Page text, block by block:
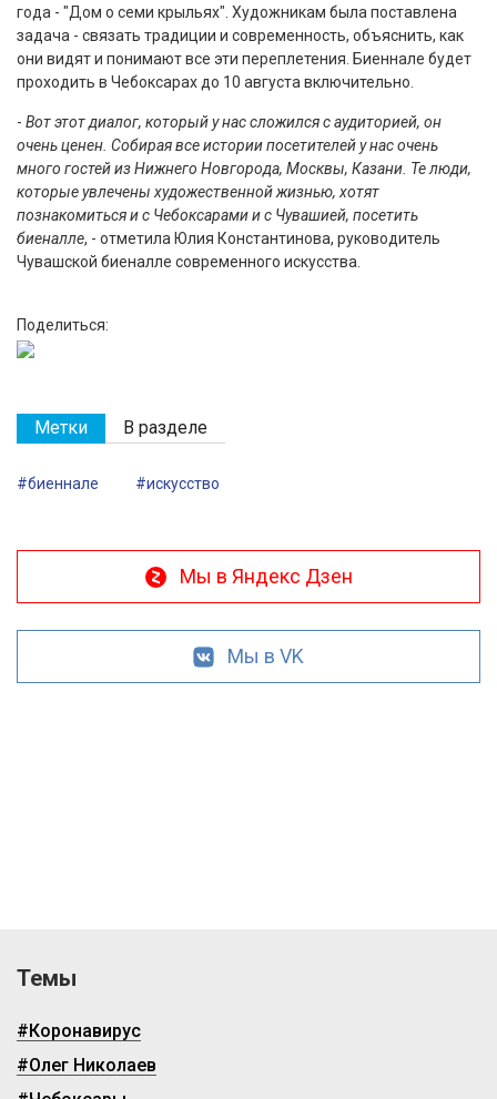
года - "Дом о семи крыльях". Художникам была поставлена
задача - связать традиции и современность, объяснить, как
они видят и понимают все эти переплетения. Биеннале будет
проходить в Чебоксарах до 10 августа включительно.
- Вот этот диалог, который у нас сложился с аудиторией, он
очень ценен. Собирая все истории посетителей у нас очень
много гостей из Нижнего Новгорода, Москвы, Казани. Те люди,
которые увлечены художественной жизнью, хотят
познакомиться и с Чебоксарами и с Чувашией, посетить
биеналле, - отметила Юлия Константинова, руководитель
Чувашской биеналле современного искусства.
Поделиться:
Метки В разделе
#биеннале #искусство
Мы в Яндекс Дзен
Мы в VK
Темы
#Коронавирус
#Олег Николаев